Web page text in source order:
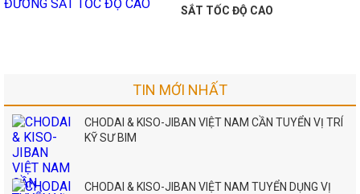
SẮT TỐC ĐỘ CAO
TIN MỚI NHẤT
CHODAI & KISO-JIBAN VIỆT NAM CẦN TUYỂN VỊ TRÍ
KỸ SƯ BIM
CHODAI & KISO-JIBAN VIỆT NAM TUYỂN DỤNG VỊ